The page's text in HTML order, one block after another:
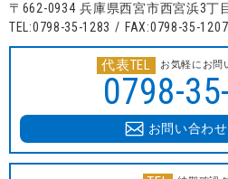
〒662-0934 兵庫県西宮市西宮浜3丁
TEL:0798-35-1283 / FAX:0798-35-1207
代表TEL お気軽にお問
0798-
お問い合わ